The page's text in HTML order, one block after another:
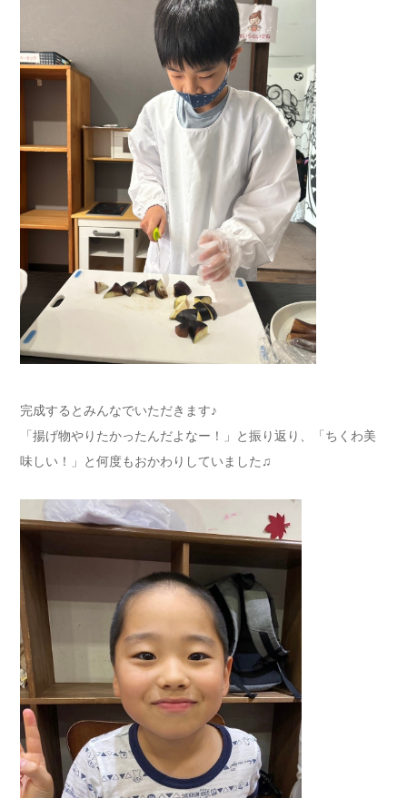
完成するとみんなでいただきます♪
「揚げ物やりたかったんだよなー！」と振り返り、「ちくわ美
味しい！」と何度もおかわりしていました♫